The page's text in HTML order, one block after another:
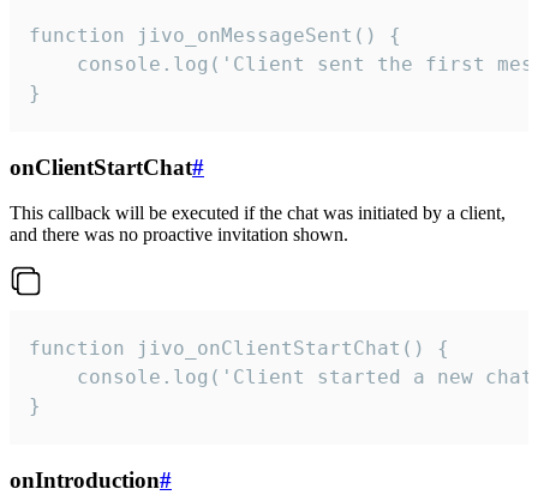
function jivo_onMessageSent() {
console.log('Client sent the first
}
onClientStartChat#
This callback will be executed if the chat was initiated by a client,
and there was no proactive invitation shown.
function jivo_onClientStartChat() {
console.log('Client started a new
}
onIntroduction#